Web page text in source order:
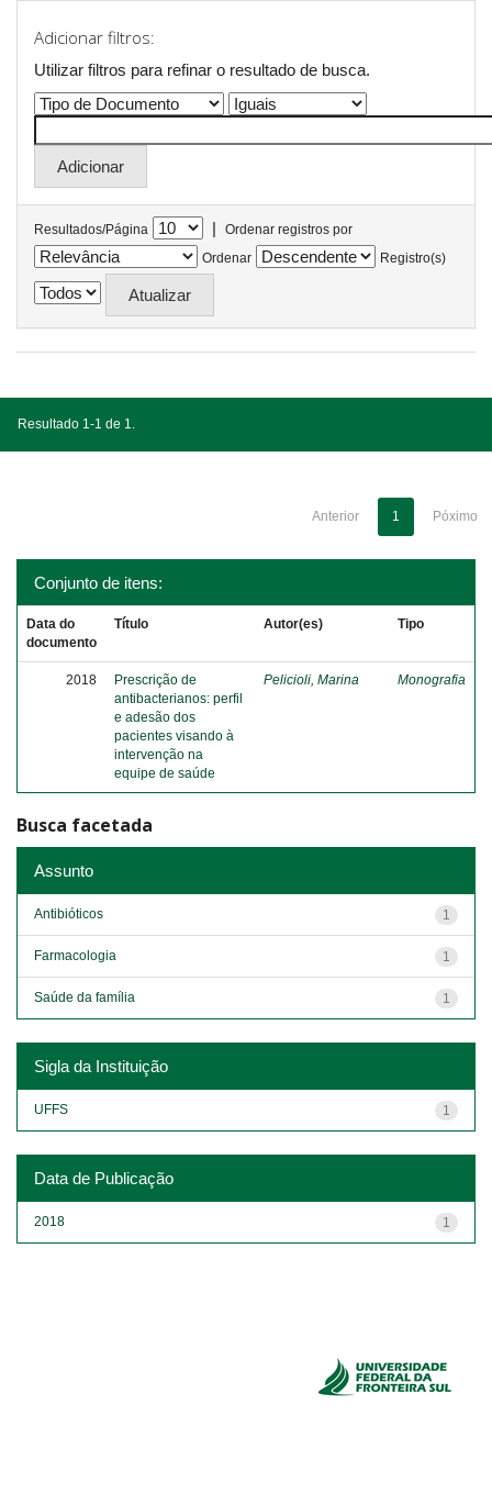
Adicionar filtros:
Utilizar filtros para refinar o resultado de busca.
Resultados/Página |
Ordenar registros por
Ordenar
Registro(s)
Resultado 1-1 de 1.
Anterior 1 Póximo
Conjunto de itens:
Data do
documento
Título Autor(es) Tipo
2018
Prescrição de
antibacterianos: perfil
e adesão dos
pacientes visando à
intervenção na
equipe de saúde
Pelicioli, Marina Monografia
Busca facetada
Assunto
1
Antibióticos
1
Farmacologia
1
Saúde da família
Sigla da Instituição
1
UFFS
Data de Publicação
1
2018